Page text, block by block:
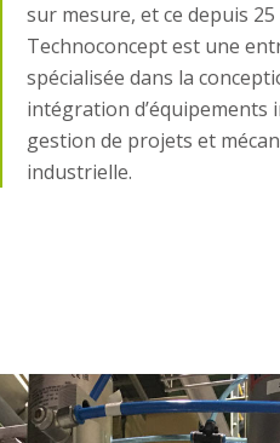
sur mesure, et ce depuis 25
Technoconcept est une
spécialisée dans la
intégration d’équipements
gestion de projets et
industrielle.